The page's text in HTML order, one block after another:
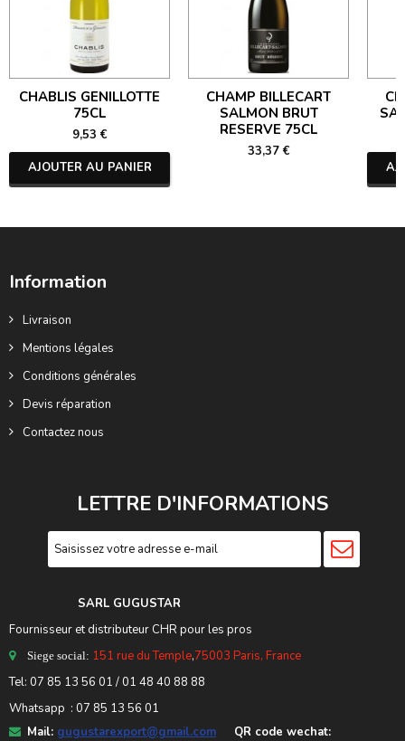
CHABLIS GENILLOTTE
75CL
9,53 €
AJOUTER AU PANIER
CHAMP BILLECART
SALMON BRUT
RESERVE 75CL
33,37 €
Information
Livraison
Mentions légales
Conditions générales
Devis réparation
Contactez nous
LETTRE D'INFORMATIONS
SARL GUGUSTAR
Fournisseur et distributeur CHR pour les pros
Siege social: 151 rue du Temple,75003 Paris, France
Tel: 07 85 13 56 01 / 01 48 40 88 88
Whatsapp : 07 85 13 56 01
Mail: gugustarexport@gmail.com QR code wechat: